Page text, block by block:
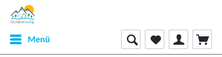
Menü